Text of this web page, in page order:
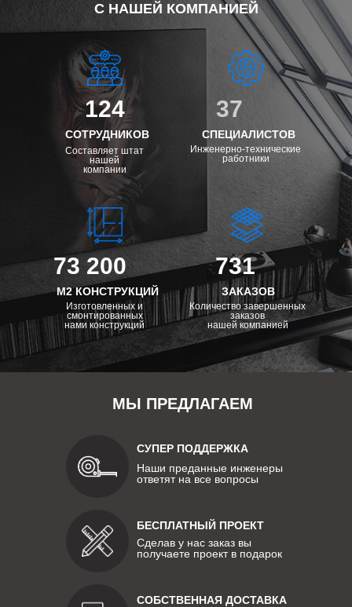
С НАШЕЙ КОМПАНИЕЙ
124
СОТРУДНИКОВ
Составляет штат
нашей
компании
73 200
М2 КОНСТРУКЦИЙ
Изготовленных и
смонтированных
нами конструкций
731
ЗАКАЗОВ
Количество завершенных
заказов
нашей компанией
37
СПЕЦИАЛИСТОВ
Инженерно-технические
работники
МЫ ПРЕДЛАГАЕМ
СУПЕР ПОДДЕРЖКА
Наши преданные инженеры
ответят на все вопросы
БЕСПЛАТНЫЙ ПРОЕКТ
Сделав у нас заказ вы
получаете проект в подарок
СОБСТВЕННАЯ ДОСТАВКА